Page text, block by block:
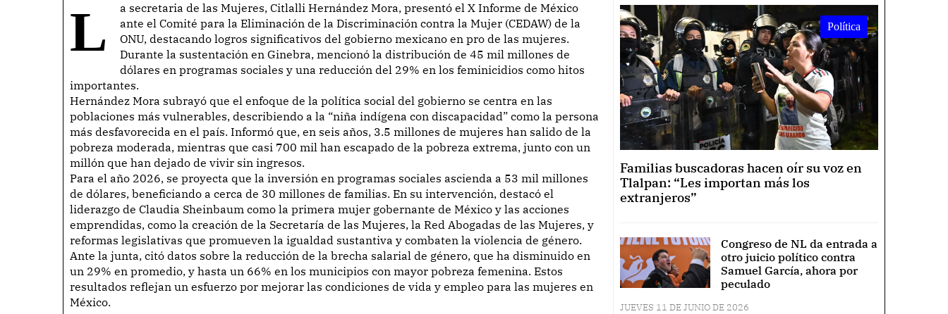
La secretaria de las Mujeres, Citlalli Hernández Mora, presentó el X Informe de México
ante el Comité para la Eliminación de la Discriminación contra la Mujer (CEDAW) de la
ONU, destacando logros significativos del gobierno mexicano en pro de las mujeres.
Durante la sustentación en Ginebra, mencionó la distribución de 45 mil millones de
dólares en programas sociales y una reducción del 29% en los feminicidios como hitos
importantes.
Hernández Mora subrayó que el enfoque de la política social del gobierno se centra en las
poblaciones más vulnerables, describiendo a la “niña indígena con discapacidad” como la persona
más desfavorecida en el país. Informó que, en seis años, 3.5 millones de mujeres han salido de la
pobreza moderada, mientras que casi 700 mil han escapado de la pobreza extrema, junto con un
millón que han dejado de vivir sin ingresos.
Para el año 2026, se proyecta que la inversión en programas sociales ascienda a 53 mil millones
de dólares, beneficiando a cerca de 30 millones de familias. En su intervención, destacó el
liderazgo de Claudia Sheinbaum como la primera mujer gobernante de México y las acciones
emprendidas, como la creación de la Secretaría de las Mujeres, la Red Abogadas de las Mujeres, y
reformas legislativas que promueven la igualdad sustantiva y combaten la violencia de género.
Ante la junta, citó datos sobre la reducción de la brecha salarial de género, que ha disminuido en
un 29% en promedio, y hasta un 66% en los municipios con mayor pobreza femenina. Estos
resultados reflejan un esfuerzo por mejorar las condiciones de vida y empleo para las mujeres en
México.
Política
Familias buscadoras hacen oír su voz en
Tlalpan: “Les importan más los
extranjeros”
Congreso de NL da entrada a
otro juicio político contra
Samuel García, ahora por
peculado
JUEVES 11 DE JUNIO DE 2026